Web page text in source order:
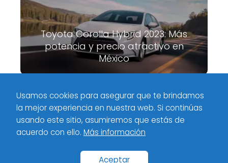
Toyota Corolla Hybrid 2023: Más
potencia y precio atractivo en
México
Meximotores Industria
El Mustang Giugiaro Concept: fusión
europea y el icónico pony car
Políticas de privacidad
Usamos cookies para asegurar que te brindamos
la mejor experiencia en nuestra web. Si continúas
usando este sitio, asumiremos que estás de
acuerdo con ello. Más información
Aceptar